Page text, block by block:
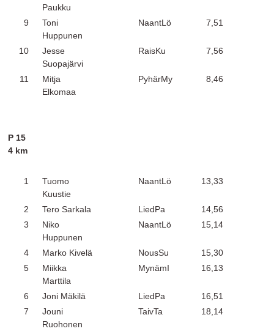
Paukku
9
Toni
Huppunen
NaantLö 7,51
10
Jesse
Suopajärvi
RaisKu 7,56
11
Mitja
Elkomaa
PyhärMy 8,46
P 15
4 km
1
Tuomo
Kuustie
NaantLö 13,33
2 Tero Sarkala LiedPa
14,56
3
Niko
Huppunen
NaantLö 15,14
4 Marko Kivelä NousSu
15,30
5
Miikka
Marttila
MynämI 16,13
6 Joni Mäkilä LiedPa
16,51
7
Jouni
Ruohonen
TaivTa 18,14